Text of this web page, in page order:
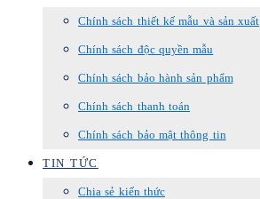
Chính sách thiết kế mẫu và sản xuất
Chính sách độc quyền mẫu
Chính sách bảo hành sản phẩm
Chính sách thanh toán
Chính sách bảo mật thông tin
TIN TỨC
Chia sẻ kiến thức